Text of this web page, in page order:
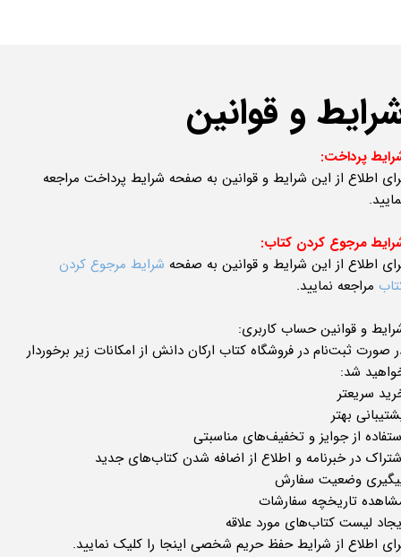
و قوانین
پرداخت:
اطلاع از این شرایط و قوانین به صفحه شرایط پرداخت مراجعه
مرجوع کردن کتاب:
اطلاع از این شرایط و قوانین به صفحه شرایط مرجوع کردن
مراجعه نمایید.
و قوانین حساب کاربری:
صورت ثبت‌نام در فروشگاه کتاب ارکان دانش از امکانات زیر برخوردار
شد:
سریعتر
بهتر
از جوایز و تخفیف‌های مناسبتی
در خبرنامه و اطلاع از اضافه شدن کتاب‌های جدید
وضعیت سفارش
تاریخچه سفارشات
لیست کتاب‌های مورد علاقه
اطلاع از شرایط حفظ حریم شخصی اینجا را کلیک نمایید.